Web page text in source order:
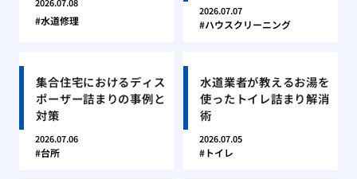
2026.07.08
水道修理
2026.07.07
ハウスクリーニング
集合住宅におけるディス
ポーザー詰まりの事例と
対策
2026.07.06
台所
水道業者が教えるお湯を
使ったトイレ詰まり解消
術
2026.07.05
トイレ